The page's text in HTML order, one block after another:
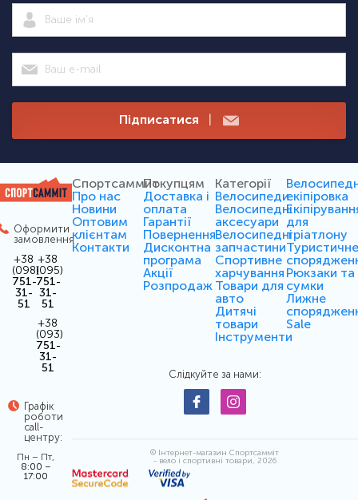
Підписатися |
Оформити
замовлення
+38
(098)
751-
31-
51
+38
(095)
751-
31-
51
+38
(093)
751-
31-
51
Графік
роботи
call-
центру:
Пн – Пт,
8:00 –
17:00
Спортсаммит
Про нас
Новини
Оптовим
клієнтам
Контакти
Покупцям
Доставка і
оплата
Гарантії
Повернення
Дисконтна
програма
Акції
Розпродаж
Категорії
Велосипеди
Велосипедні
аксесуари
Велосипедні
запчастини
Спортивне
харчування
Товари для
авто
Дитячі
товари
Інструменти
екіпіровка
для
тріатлону
Рюкзаки та
сумки
Лижне
Sale
Слідкуйте за нами:
© Інтернет-магазин Спортсамміт
- вело і спортивні товари, 2026